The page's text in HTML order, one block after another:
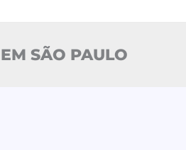
SÃO PAULO